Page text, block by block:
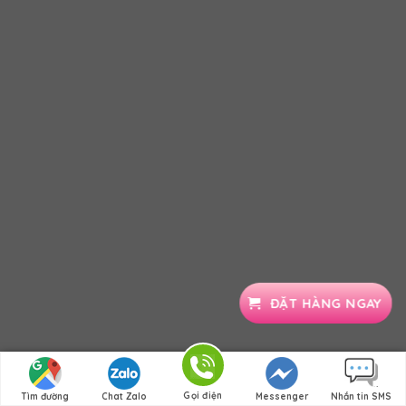
ĐẶT HÀNG NGAY
Tìm đường Chat Zalo Gọi điện Messenger Nhắn tin SMS